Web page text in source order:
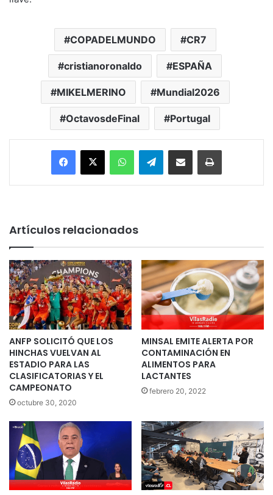
COPADELMUNDO CR7
cristianoronaldo ESPAÑA
MIKELMERINO Mundial2026
OctavosdeFinal Portugal
Facebook
X WhatsAppTelegramEnviar vía email Imprimir
Artículos relacionados
ANFP SOLICITÓ QUE LOS
HINCHAS VUELVAN AL
ESTADIO PARA LAS
CLASIFICATORIAS Y EL
CAMPEONATO
octubre 30, 2020
MINSAL EMITE ALERTA POR
CONTAMINACIÓN EN
ALIMENTOS PARA
LACTANTES
febrero 20, 2022